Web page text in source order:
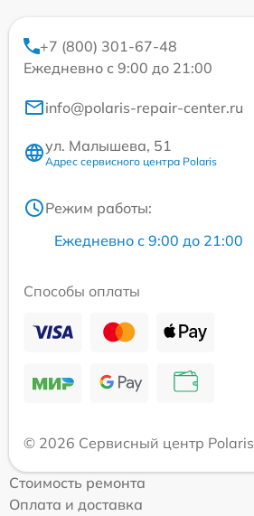
+7 (800) 301-67-48
Ежедневно с 9:00 до 21:00
info@polaris-repair-center.ru
ул. Малышева, 51
Адрес сервисного центра Polaris
Режим работы:
Ежедневно с 9:00 до 21:00
Способы оплаты
© 2026 Сервисный центр Polaris
Стоимость ремонта
Оплата и доставка